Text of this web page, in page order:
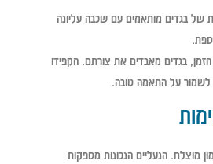
של בגדים מותאמים עם שכבה עליונה
בגדים מאבדים את צורתם. הקפידו
לשמור על התאמה טובה.
מוצלח. הנעליים הנכונות מספקות